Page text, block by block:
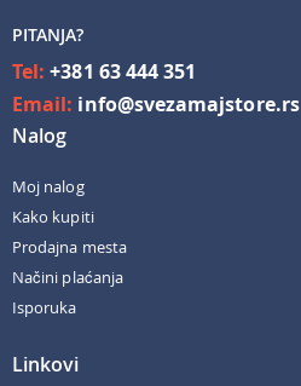
PITANJA?
Tel:+381 63 444 351
Email: info@svezamajstore.rs
Nalog
Moj nalog
Kako kupiti
Prodajna mesta
Načini plaćanja
Isporuka
Linkovi